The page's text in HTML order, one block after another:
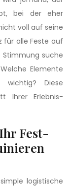
bei der eher
voll auf seine
für alle Feste auf
Stimmung suche
Elemente
wichtig? Diese
Ihrer Erlebnis-
Fest-
logistische